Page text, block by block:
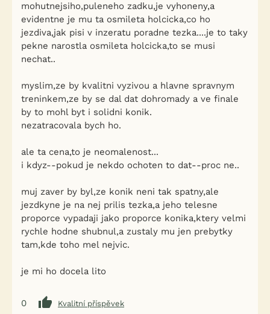
mohutnejsiho,puleneho zadku,je vyhoneny,a
evidentne je mu ta osmileta holcicka,co ho
jezdiva,jak pisi v inzeratu poradne tezka....je to taky
pekne narostla osmileta holcicka,to se musi
nechat..
myslim,ze by kvalitni vyzivou a hlavne spravnym
treninkem,ze by se dal dat dohromady a ve finale
by to mohl byt i solidni konik.
nezatracovala bych ho.
ale ta cena,to je neomalenost...
i kdyz--pokud je nekdo ochoten to dat--proc ne..
muj zaver by byl,ze konik neni tak spatny,ale
jezdkyne je na nej prilis tezka,a jeho telesne
proporce vypadaji jako proporce konika,ktery velmi
rychle hodne shubnul,a zustaly mu jen prebytky
tam,kde toho mel nejvic.
je mi ho docela lito
0
Kvalitní příspěvek